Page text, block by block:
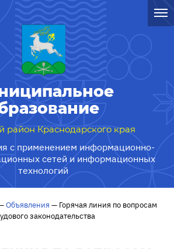
район Краснодарского края
с применением информационно-
сетей и информационных
технологий
Объявления — Горячая линия по вопросам
законодательства